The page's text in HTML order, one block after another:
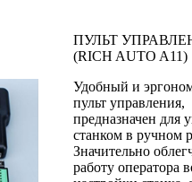
ПУЛЬТ
(RICH AUTO A11)
Удобный и
пульт управления,
предназначен для
станком в ручном
Значительно
работу оператора